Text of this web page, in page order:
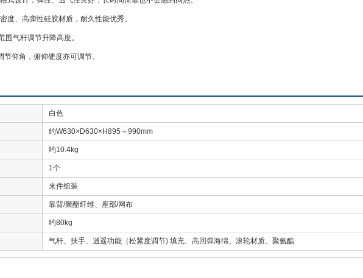
度、高弹性硅胶材质，耐久性能优秀。
围气杆调节升降高度。
节仰角，俯仰硬度亦可调节。
白色
约W630×D630×H895～990mm
约10.4kg
1个
来件组装
靠背/聚酯纤维、座部/网布
约80kg
气杆、扶手、逍遥功能（松紧度调节) 填充、高回弹海绵、滚轮材质、聚氨酯